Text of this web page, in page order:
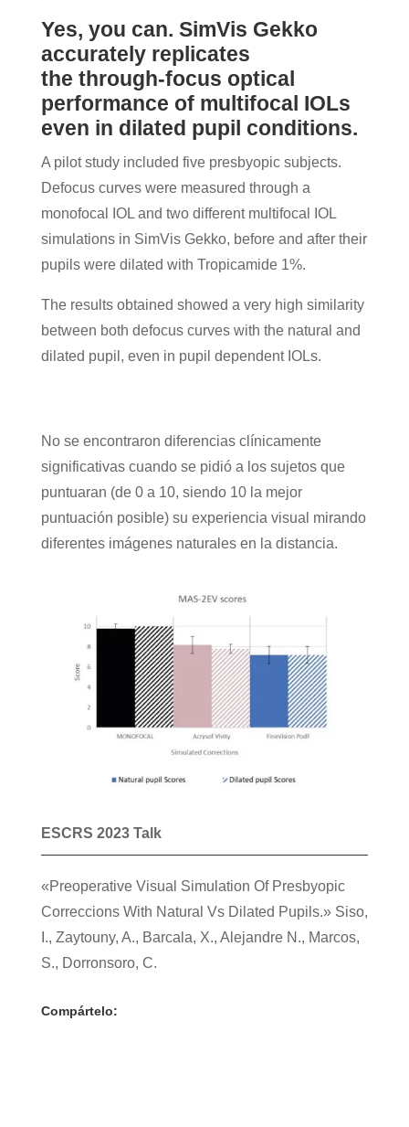
Yes, you can. SimVis Gekko
accurately replicates
the through-focus optical
performance of multifocal IOLs
even in dilated pupil conditions.
A pilot study included five presbyopic subjects.
Defocus curves were measured through a
monofocal IOL and two different multifocal IOL
simulations in SimVis Gekko, before and after their
pupils were dilated with Tropicamide 1%.
The results obtained showed a very high similarity
between both defocus curves with the natural and
dilated pupil, even in pupil dependent IOLs.
No se encontraron diferencias clínicamente
significativas cuando se pidió a los sujetos que
puntuaran (de 0 a 10, siendo 10 la mejor
puntuación posible) su experiencia visual mirando
diferentes imágenes naturales en la distancia.
ESCRS 2023 Talk
«Preoperative Visual Simulation Of Presbyopic
Correccions With Natural Vs Dilated Pupils.» Siso,
I., Zaytouny, A., Barcala, X., Alejandre N., Marcos,
S., Dorronsoro, C.
Compártelo: